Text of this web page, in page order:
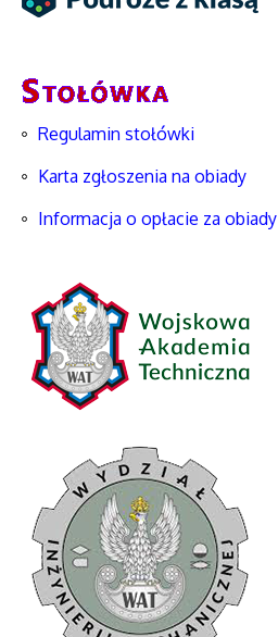
Regulamin stołówki
Karta zgłoszenia na obiady
Informacja o opłacie za obiady